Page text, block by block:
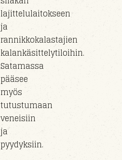
lajittelulaitokseen
ja
rannikkokalastajien
kalankäsittelytiloihin.
Satamassa
pääsee
myös
tutustumaan
veneisiin
ja
pyydyksiin.